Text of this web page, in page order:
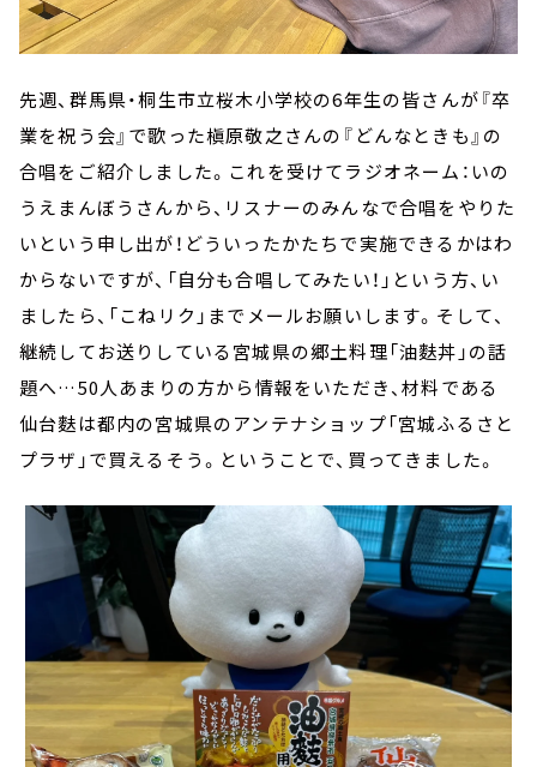
先週、群馬県・桐生市立桜木小学校の6年生の皆さんが『卒
業を祝う会』で歌った槇原敬之さんの『どんなときも』の
合唱をご紹介しました。これを受けてラジオネーム：いの
うえまんぼうさんから、リスナーのみんなで合唱をやりた
いという申し出が！どういったかたちで実施できるかはわ
からないですが、「自分も合唱してみたい！」という方、い
ましたら、「こねリク」までメールお願いします。そして、
継続してお送りしている宮城県の郷土料理「油麩丼」の話
題へ…50人あまりの方から情報をいただき、材料である
仙台麩は都内の宮城県のアンテナショップ「宮城ふるさと
プラザ」で買えるそう。ということで、買ってきました。